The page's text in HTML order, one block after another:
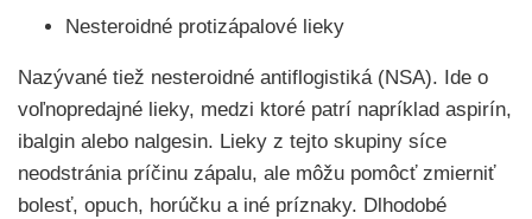
Nesteroidné protizápalové lieky
Nazývané tiež nesteroidné antiflogistiká (NSA). Ide o
voľnopredajné lieky, medzi ktoré patrí napríklad aspirín,
ibalgin alebo nalgesin. Lieky z tejto skupiny síce
neodstránia príčinu zápalu, ale môžu pomôcť zmierniť
bolesť, opuch, horúčku a iné príznaky. Dlhodobé